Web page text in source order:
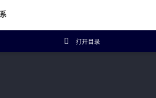
打开目录